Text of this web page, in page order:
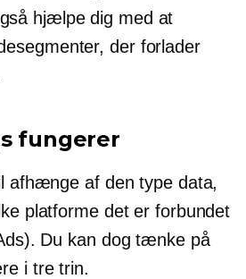
hjælpe dig med at
der forlader
fungerer
afhænge af den type data,
platforme det er forbundet
Du kan dog tænke på
i tre trin.